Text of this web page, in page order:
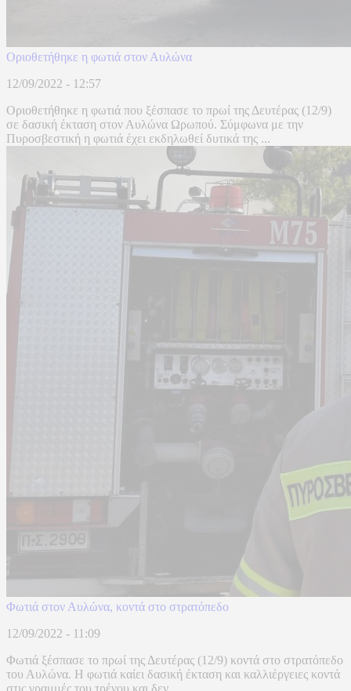
Οριοθετήθηκε η φωτιά στον Αυλώνα
12/09/2022 - 12:57
Οριοθετήθηκε η φωτιά που ξέσπασε το πρωί της Δευτέρας (12/9)
σε δασική έκταση στον Αυλώνα Ωρωπού. Σύμφωνα με την
Πυροσβεστική η φωτιά έχει εκδηλωθεί δυτικά της ...
Φωτιά στον Αυλώνα, κοντά στο στρατόπεδο
12/09/2022 - 11:09
Φωτιά ξέσπασε το πρωί της Δευτέρας (12/9) κοντά στο στρατόπεδο
του Αυλώνα. Η φωτιά καίει δασική έκταση και καλλιέργειες κοντά